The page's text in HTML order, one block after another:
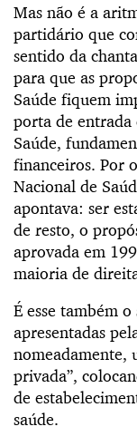
Mas não é a
partidário que
sentido da
para que as
Saúde fiquem
porta de entrada
Saúde,
financeiros. Por
Nacional de
apontava: ser
de resto, o
aprovada em
maioria de
É esse também
apresentadas
nomeadamente,
privada”,
de
saúde.